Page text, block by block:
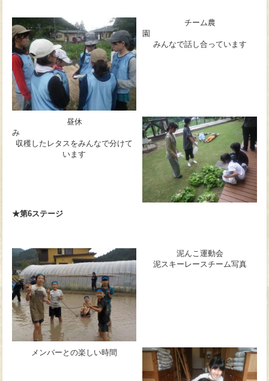
チーム農
みんなで話し合っています
昼休
み
収穫したレタスをみんなで分けて
います
★第6ステージ
泥んこ運動会
泥スキーレースチーム写真
メンバーとの楽しい時間